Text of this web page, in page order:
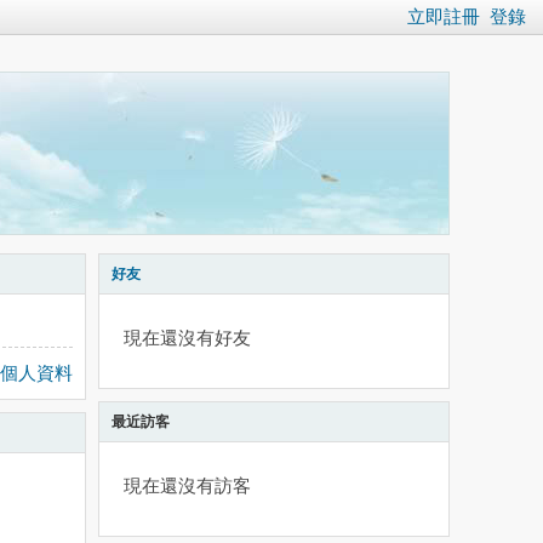
立即註冊 登錄
人資料
好友
現在還沒有好友
最近訪客
現在還沒有訪客